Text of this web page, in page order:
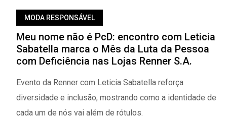
MODA RESPONSÁVEL
Meu nome não é PcD: encontro com Leticia
Sabatella marca o Mês da Luta da Pessoa
com Deficiência nas Lojas Renner S.A.
Evento da Renner com Leticia Sabatella reforça
diversidade e inclusão, mostrando como a identidade de
cada um de nós vai além de rótulos.